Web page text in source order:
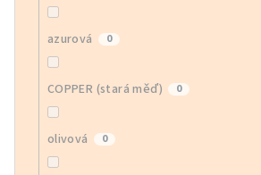
azurová 0
COPPER (stará měď) 0
olivová 0